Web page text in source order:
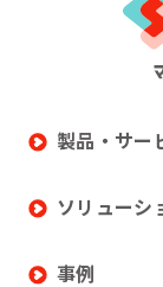
製品・サー
ソリューシ
事例